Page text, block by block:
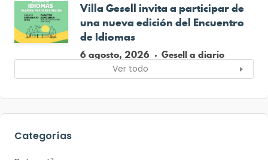
Villa Gesell invita a participar de
una nueva edición del Encuentro
de Idiomas
6 agosto, 2026 Gesell a diario
Ver todo
Categorías